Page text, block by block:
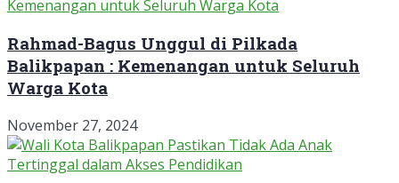
Rahmad-Bagus Unggul di Pilkada
Balikpapan : Kemenangan untuk Seluruh
Warga Kota
November 27, 2024